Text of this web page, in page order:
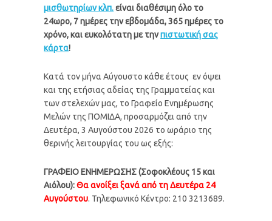
μισθωτηρίων κλπ.είναι διαθέσιμη όλο το
24ωρο, 7 ημέρες την εβδομάδα, 365 ημέρες το
χρόνο, και ευκολότατη με τηνπιστωτική σας
κάρτα!
Κατά τον μήνα Αύγουστο κάθε έτους εν όψει
και της ετήσιας αδείας της Γραμματείας και
των στελεχών μας, το Γραφείο Ενημέρωσης
Μελών της ΠΟΜΙΔΑ, προσαρμόζει από την
Δευτέρα, 3 Αυγούστου 2026 το ωράριο της
θερινής λειτουργίας του ως εξής:
ΓΡΑΦΕΙΟ ΕΝΗΜΕΡΩΣΗΣ (Σοφοκλέους 15 και
Αιόλου):Θα ανοίξει ξανά από τη Δευτέρα 24
Αυγούστου. Τηλεφωνικό Κέντρο: 210 3213689.